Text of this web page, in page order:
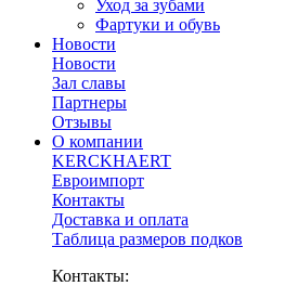
Уход за зубами
Фартуки и обувь
Новости
Новости
Зал славы
Партнеры
Отзывы
О компании
KERCKHAERT
Евроимпорт
Контакты
Доставка и оплата
Таблица размеров подков
Контакты: